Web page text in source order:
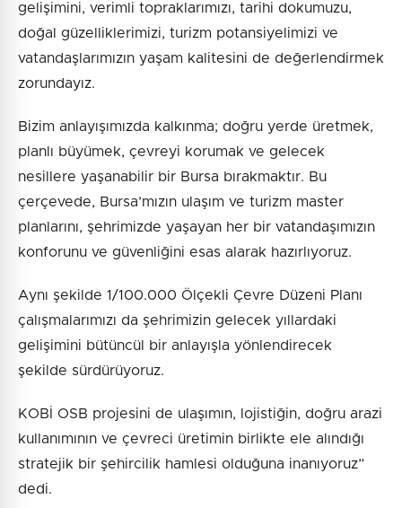
gelişimini, verimli topraklarımızı, tarihi dokumuzu,
doğal güzelliklerimizi, turizm potansiyelimizi ve
vatandaşlarımızın yaşam kalitesini de değerlendirmek
zorundayız.
Bizim anlayışımızda kalkınma; doğru yerde üretmek,
planlı büyümek, çevreyi korumak ve gelecek
nesillere yaşanabilir bir Bursa bırakmaktır. Bu
çerçevede, Bursa’mızın ulaşım ve turizm master
planlarını, şehrimizde yaşayan her bir vatandaşımızın
konforunu ve güvenliğini esas alarak hazırlıyoruz.
Aynı şekilde 1/100.000 Ölçekli Çevre Düzeni Planı
çalışmalarımızı da şehrimizin gelecek yıllardaki
gelişimini bütüncül bir anlayışla yönlendirecek
şekilde sürdürüyoruz.
KOBİ OSB projesini de ulaşımın, lojistiğin, doğru arazi
kullanımının ve çevreci üretimin birlikte ele alındığı
stratejik bir şehircilik hamlesi olduğuna inanıyoruz”
dedi.